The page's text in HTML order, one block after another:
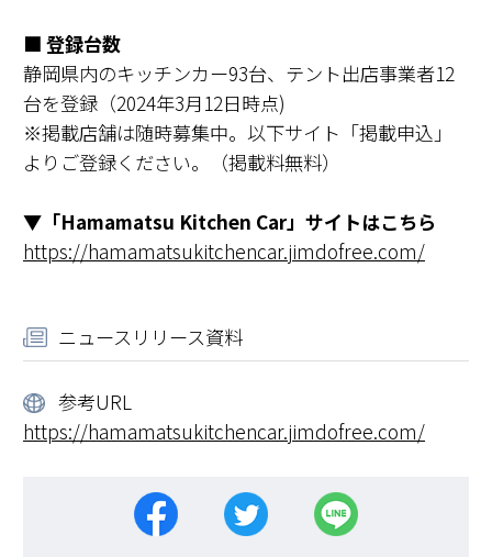
■ 登録台数
静岡県内のキッチンカー93台、テント出店事業者12
台を登録（2024年3月12日時点)
※掲載店舗は随時募集中。以下サイト「掲載申込」
よりご登録ください。（掲載料無料）
▼「Hamamatsu Kitchen Car」サイトはこちら
https://hamamatsukitchencar.jimdofree.com/
ニュースリリース資料
参考URL
https://hamamatsukitchencar.jimdofree.com/